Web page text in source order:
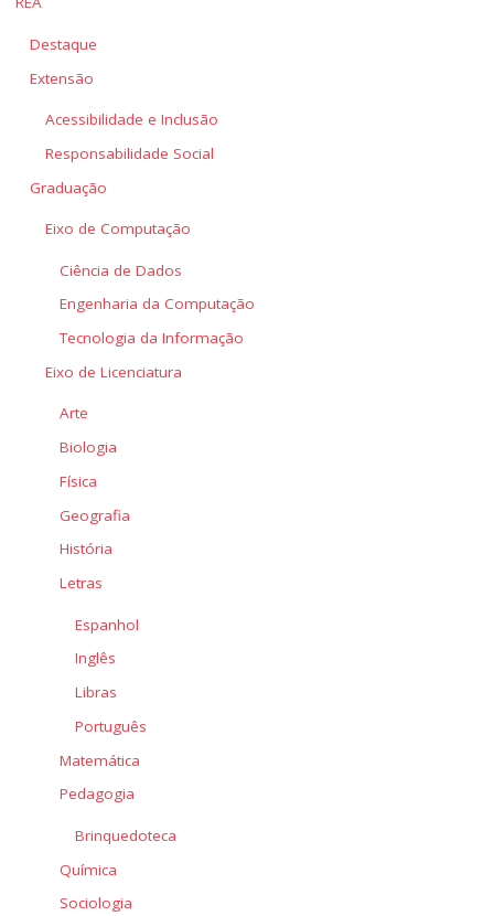
Destaque
Extensão
Acessibilidade e Inclusão
Responsabilidade Social
Graduação
Eixo de Computação
Ciência de Dados
Engenharia da Computação
Tecnologia da Informação
Eixo de Licenciatura
Arte
Biologia
Física
Geografia
História
Letras
Espanhol
Inglês
Libras
Português
Matemática
Pedagogia
Brinquedoteca
Química
Sociologia